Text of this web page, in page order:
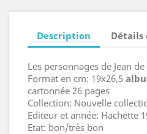
Description
Les personnages de Jean
Format en cm: 19x26,5
cartonnée 26 pages
Collection: Nouvelle
Editeur et année: Hachette
Etat: bon/très bon